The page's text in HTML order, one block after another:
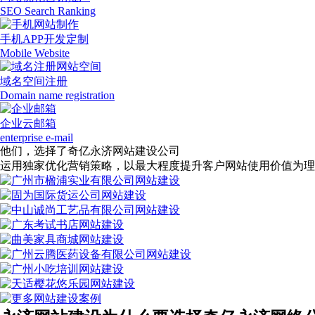
SEO Search Ranking
手机APP开发定制
Mobile Website
域名空间注册
Domain name registration
企业云邮箱
enterprise e-mail
他们，选择了奇亿永济网站建设公司
运用独家优化营销策略，以最大程度提升客户网站使用价值为